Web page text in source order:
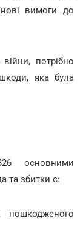
вимоги до
потрібно
яка була
основними
та збитки є:
пошкодженого